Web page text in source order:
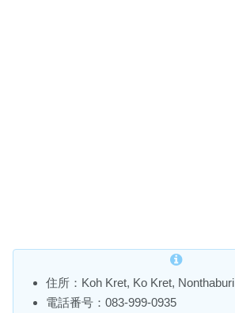
住所：Koh Kret, Ko Kret, Nonthaburi
電話番号：083-999-0935